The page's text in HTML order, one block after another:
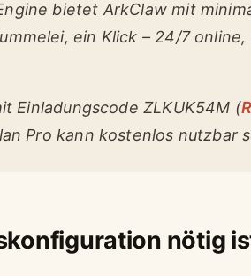
bietet ArkClaw mit
ein Klick – 24/7
Einladungscode ZLKUK54M (
Pro kann kostenlos nutzbar
nötig